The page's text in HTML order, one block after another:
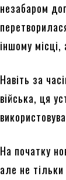
незабаром
іншому
Навіть за
війська, ця
На початку
але не